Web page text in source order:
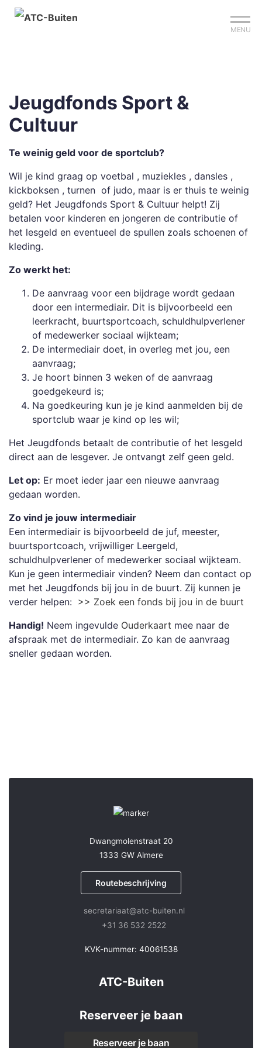
MENU
Jeugdfonds Sport &
Cultuur
Te weinig geld voor de sportclub?
Wil je kind graag op voetbal , muziekles , dansles ,
kickboksen , turnen of judo, maar is er thuis te weinig
geld? Het Jeugdfonds Sport & Cultuur helpt! Zij
betalen voor kinderen en jongeren de contributie of
het lesgeld en eventueel de spullen zoals schoenen of
kleding.
Zo werkt het:
De aanvraag voor een bijdrage wordt gedaan
door een intermediair. Dit is bijvoorbeeld een
leerkracht, buurtsportcoach, schuldhulpverlener
of medewerker sociaal wijkteam;
De intermediair doet, in overleg met jou, een
aanvraag;
Je hoort binnen 3 weken of de aanvraag
goedgekeurd is;
Na goedkeuring kun je je kind aanmelden bij de
sportclub waar je kind op les wil;
Het Jeugdfonds betaalt de contributie of het lesgeld
direct aan de lesgever. Je ontvangt zelf geen geld.
Let op: Er moet ieder jaar een nieuwe aanvraag
gedaan worden.
Zo vind je jouw intermediair
Een intermediair is bijvoorbeeld de juf, meester,
buurtsportcoach, vrijwilliger Leergeld,
schuldhulpverlener of medewerker sociaal wijkteam.
Kun je geen intermediair vinden? Neem dan contact op
met het Jeugdfonds bij jou in de buurt. Zij kunnen je
verder helpen: >> Zoek een fonds bij jou in de buurt
Handig! Neem ingevulde Ouderkaart mee naar de
afspraak met de intermediair. Zo kan de aanvraag
sneller gedaan worden.
Dwangmolenstraat 20
1333 GW Almere
Routebeschrijving
secretariaat@atc-buiten.nl
+31 36 532 2522
KVK-nummer: 40061538
ATC-Buiten
Reserveer je baan
Reserveer je baan